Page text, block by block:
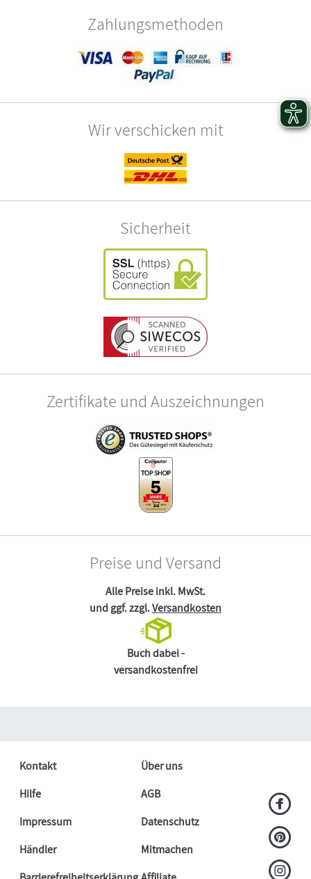
Zahlungsmethoden
Wir verschicken mit
Sicherheit
Zertifikate und Auszeichnungen
Preise und Versand
Alle Preise inkl. MwSt.
und ggf. zzgl.Versandkosten
Buch dabei -
versandkostenfrei
Kontakt
Über uns
Hilfe
AGB
Impressum
Datenschutz
Händler
Mitmachen